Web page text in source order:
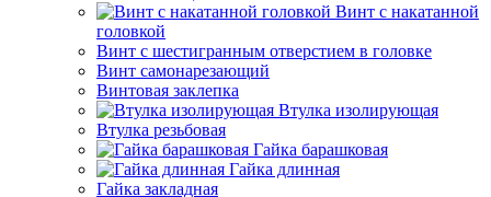
Винт с накатанной
головкой
Винт с шестигранным отверстием в головке
Винт самонарезающий
Винтовая заклепка
Втулка изолирующая
Втулка резьбовая
Гайка барашковая
Гайка длинная
Гайка закладная